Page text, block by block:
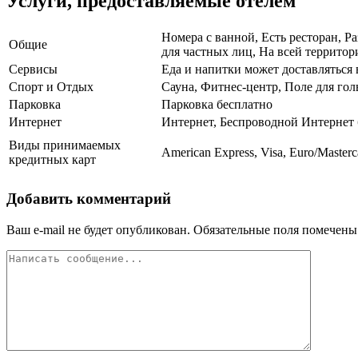
Общие
Номера с ванной, Есть ресторан,
для частных лиц, На всей
Сервисы
Еда и напитки может
Спорт и Отдых
Сауна, Фитнес-центр, Поле для
Парковка
Парковка бесплатно
Интернет
Интернет, Беспроводной Интернет
Виды принимаемых
кредитных карт
American Express, Visa, Euro/
Добавить комментарий
Ваш e-mail не будет опубликован. Обязательные поля